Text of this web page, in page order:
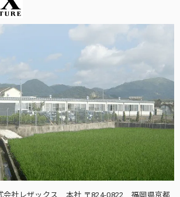
会社レザックス 本社 〒824-0822 福岡県京都